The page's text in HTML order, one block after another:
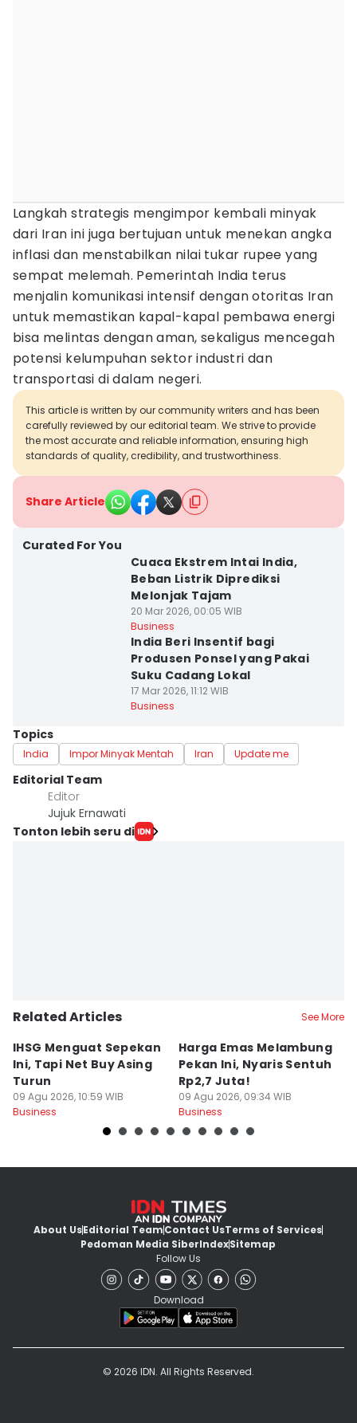
Langkah strategis mengimpor kembali minyak
dari Iran ini juga bertujuan untuk menekan angka
inflasi dan menstabilkan nilai tukar rupee yang
sempat melemah. Pemerintah India terus
menjalin komunikasi intensif dengan otoritas Iran
untuk memastikan kapal-kapal pembawa energi
bisa melintas dengan aman, sekaligus mencegah
potensi kelumpuhan sektor industri dan
transportasi di dalam negeri.
This article is written by our community writers and has been
carefully reviewed by our editorial team. We strive to provide
the most accurate and reliable information, ensuring high
standards of quality, credibility, and trustworthiness.
Share Article
Curated For You
Cuaca Ekstrem Intai India,
Beban Listrik Diprediksi
Melonjak Tajam
20 Mar 2026, 00:05 WIB
Business
India Beri Insentif bagi
Produsen Ponsel yang Pakai
Suku Cadang Lokal
17 Mar 2026, 11:12 WIB
Business
Topics
India Impor Minyak Mentah Iran Update me
Editorial Team
Editor
Jujuk Ernawati
Tonton lebih seru di
Related Articles See More
IHSG Menguat Sepekan
Ini, Tapi Net Buy Asing
Turun
09 Agu 2026, 10:59 WIB
Business
Harga Emas Melambung
Pekan Ini, Nyaris Sentuh
Rp2,7 Juta!
09 Agu 2026, 09:34 WIB
Business
About UsEditorial TeamContact UsTerms of Services
Pedoman Media SiberIndexSitemap
Follow Us
Download
© 2026 IDN. All Rights Reserved.